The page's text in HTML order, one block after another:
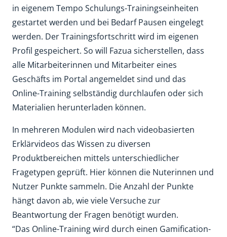
in eigenem Tempo Schulungs-Trainingseinheiten
gestartet werden und bei Bedarf Pausen eingelegt
werden. Der Trainingsfortschritt wird im eigenen
Profil gespeichert. So will Fazua sicherstellen, dass
alle Mitarbeiterinnen und Mitarbeiter eines
Geschäfts im Portal angemeldet sind und das
Online-Training selbständig durchlaufen oder sich
Materialien herunterladen können.
In mehreren Modulen wird nach videobasierten
Erklärvideos das Wissen zu diversen
Produktbereichen mittels unterschiedlicher
Fragetypen geprüft. Hier können die Nuterinnen und
Nutzer Punkte sammeln. Die Anzahl der Punkte
hängt davon ab, wie viele Versuche zur
Beantwortung der Fragen benötigt wurden.
“Das Online-Training wird durch einen Gamification-